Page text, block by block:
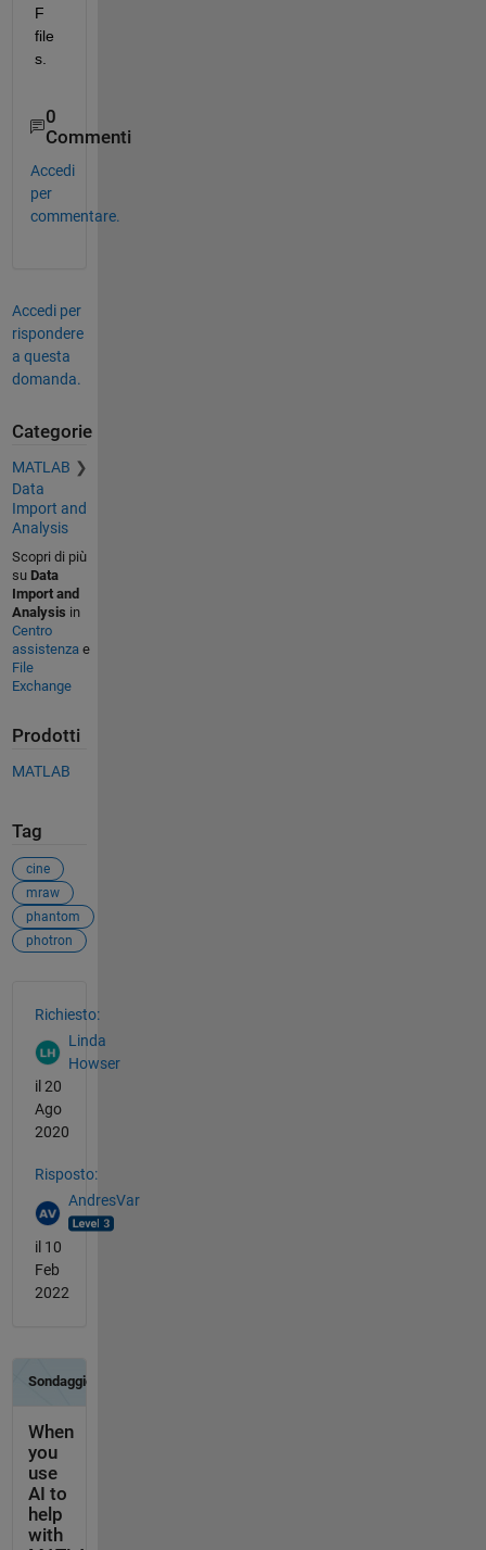
F
file
s.
0
Commenti
Accedi
per
commentare.
Accedi per
rispondere
a questa
domanda.
Categorie
MATLAB
Data
Import and
Analysis
Scopri di più
su Data
Import and
Analysis in
Centro
assistenza e
File
Exchange
Prodotti
MATLAB
Tag
cine
mraw
phantom
photron
Richiesto:
Linda
Howser
il 20
Ago
2020
Risposto:
AndresVar
il 10
Feb
2022